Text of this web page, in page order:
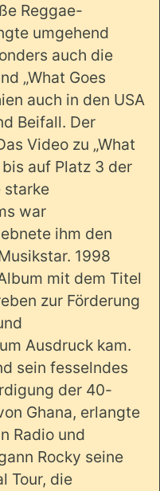
Reggae-
umgehend
auch die
„What Goes
auch in den USA
Beifall. Der
Video zu „What
auf Platz 3 der
starke
war
ihm den
1998
mit dem Titel
zur Förderung
Ausdruck kam.
sein fesselndes
der 40-
Ghana, erlangte
Radio und
Rocky seine
Tour, die